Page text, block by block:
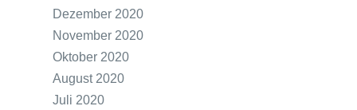
Dezember 2020
November 2020
Oktober 2020
August 2020
Juli 2020